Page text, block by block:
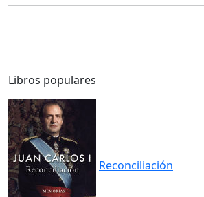
Libros populares
Reconciliación